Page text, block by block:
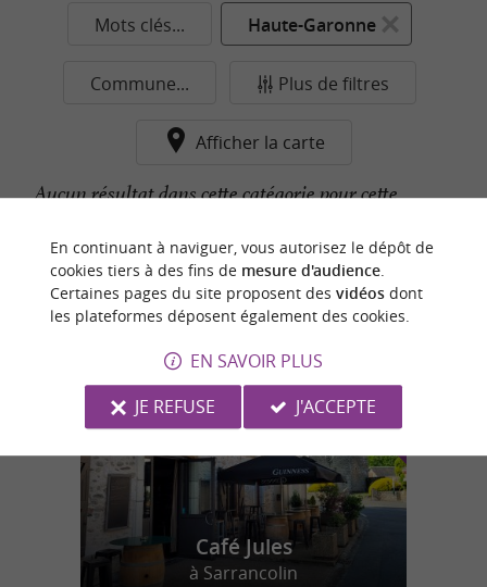
Mots clés... Haute-Garonne
Commune... Plus de filtres
Afficher la carte
Aucun résultat dans cette catégorie pour cette
n
o
t
r
e
c
o
u
p
d
e
c
o
e
u
r
Café Jules
à Sarrancolin
En continuant à naviguer, vous autorisez le dépôt de
cookies tiers à des fins de mesure d'audience.
Certaines pages du site proposent des vidéosdont
les plateformes déposent également des cookies.
EN SAVOIR PLUS
JE REFUSE
J'ACCEPTE